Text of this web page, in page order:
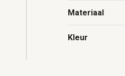
Materiaal
Kleur